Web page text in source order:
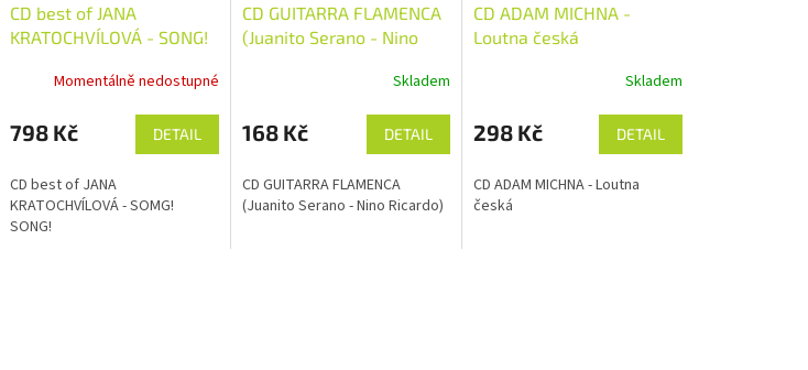
CD best of JANA
KRATOCHVÍLOVÁ - SONG!
Momentálně nedostupné
798 Kč DETAIL
CD best of JANA
KRATOCHVÍLOVÁ - SOMG!
SONG!
CD GUITARRA FLAMENCA
(Juanito Serano - Nino
Skladem
168 Kč DETAIL
CD GUITARRA FLAMENCA
(Juanito Serano - Nino Ricardo)
CD ADAM MICHNA -
Loutna česká
Skladem
298 Kč DETAIL
CD ADAM MICHNA - Loutna
česká